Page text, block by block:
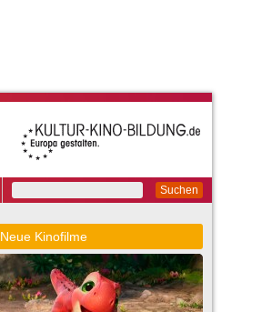
Suchen
Neue Kinofilme